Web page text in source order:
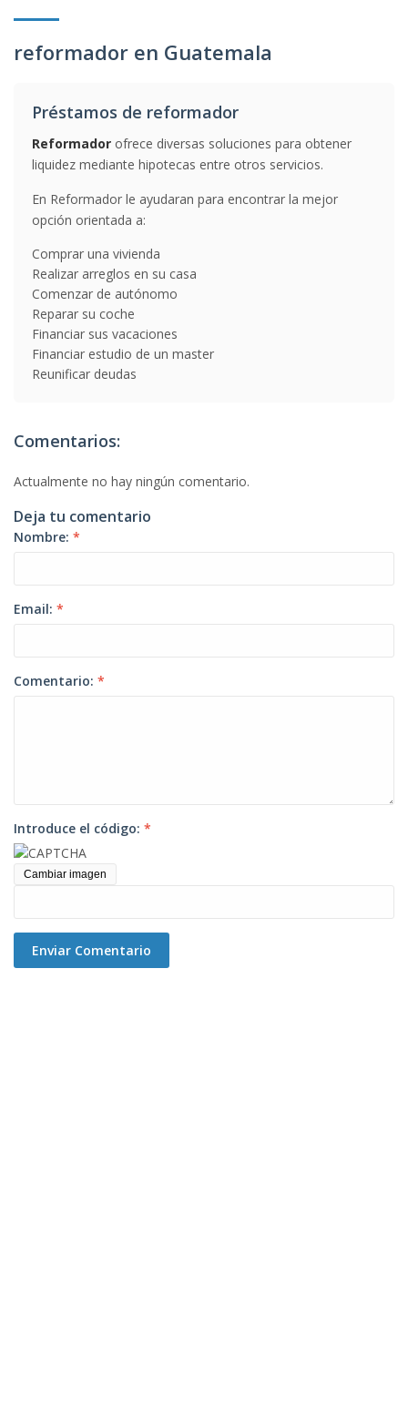
reformador en Guatemala
Préstamos de reformador
Reformador ofrece diversas soluciones para obtener
liquidez mediante hipotecas entre otros servicios.
En Reformador le ayudaran para encontrar la mejor
opción orientada a:
Comprar una vivienda
Realizar arreglos en su casa
Comenzar de autónomo
Reparar su coche
Financiar sus vacaciones
Financiar estudio de un master
Reunificar deudas
Comentarios:
Actualmente no hay ningún comentario.
Deja tu comentario
Nombre: *
Email: *
Comentario: *
Introduce el código: *
Cambiar imagen
Enviar Comentario